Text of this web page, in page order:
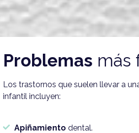
Problemas más
Los trastornos que suelen llevar a
infantil incluyen:
Apiñamiento dental.